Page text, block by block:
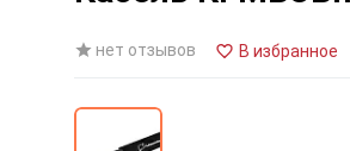
нет отзывов В избранное